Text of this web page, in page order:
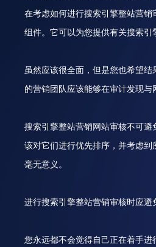
在考虑如何进行搜索引擎整站营
组件。它可以为您提供有关搜索引
虽然应该很全面，但是您也希望
的营销团队应该能够在审计发现与
搜索引擎整站营销网站审核不可
该对它们进行优先排序，并考虑
毫无意义。
进行搜索引擎整站营销审核时应避
您永远都不会觉得自己正在着手